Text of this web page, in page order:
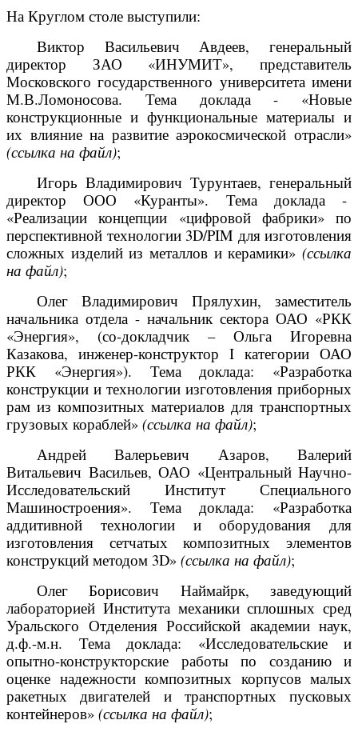
На Круглом столе выступили:
Виктор Васильевич Авдеев, генеральный
директор ЗАО «ИНУМИТ», представитель
Московского государственного университета имени
М.В.Ломоносова. Тема доклада - «Новые
конструкционные и функциональные материалы и
их влияние на развитие аэрокосмической отрасли»
(ссылка на файл);
Игорь Владимирович Турунтаев, генеральный
директор ООО «Куранты». Тема доклада -
«Реализации концепции «цифровой фабрики» по
перспективной технологии 3D/PIM для изготовления
сложных изделий из металлов и керамики» (ссылка
на файл);
Олег Владимирович Прялухин, заместитель
начальника отдела - начальник сектора ОАО «РКК
«Энергия», (со-докладчик – Ольга Игоревна
Казакова, инженер-конструктор I категории ОАО
РКК «Энергия»). Тема доклада: «Разработка
конструкции и технологии изготовления приборных
рам из композитных материалов для транспортных
грузовых кораблей» (ссылка на файл);
Андрей Валерьевич Азаров, Валерий
Витальевич Васильев, ОАО «Центральный Научно-
Исследовательский Институт Специального
Машиностроения». Тема доклада: «Разработка
аддитивной технологии и оборудования для
изготовления сетчатых композитных элементов
конструкций методом 3D» (ссылка на файл);
Олег Борисович Наймайрк, заведующий
лабораторией Института механики сплошных сред
Уральского Отделения Российской академии наук,
д.ф.-м.н. Тема доклада: «Исследовательские и
опытно-конструкторские работы по созданию и
оценке надежности композитных корпусов малых
ракетных двигателей и транспортных пусковых
контейнеров» (ссылка на файл);